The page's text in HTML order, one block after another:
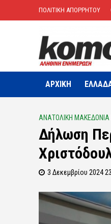
ΠΟΛΙΤΙΚΗ ΑΠΟΡΡΗΤΟΥ
ΑΡΧΙΚΗ
ΑΝΑΤΟΛΙΚΗ ΜΑΚΕΔΟΝΙΑ
Δήλωση
3 Δεκεμβρίου 2024